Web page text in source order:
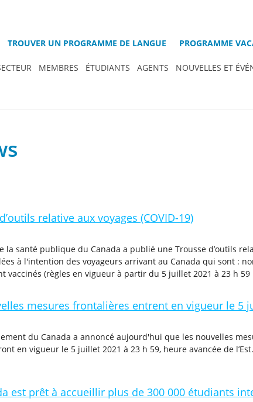
TROUVER UN PROGRAMME DE LANGUE PROGRAMME
MEMBRES ÉTUDIANTS AGENTS NOUVELLES ET
relative aux voyages (COVID-19)
la santé publique du Canada a publié une Trousse d’outils
à l'intention des voyageurs arrivant au Canada qui sont :
vaccinés (règles en vigueur à partir du 5 juillet 2021 à 23 h 59
mesures frontalières entrent en vigueur le 5
du Canada a annoncé aujourd'hui que les nouvelles
en vigueur le 5 juillet 2021 à 23 h 59, heure avancée de l’Est.
est prêt à accueillir plus de 300 000 étudiants